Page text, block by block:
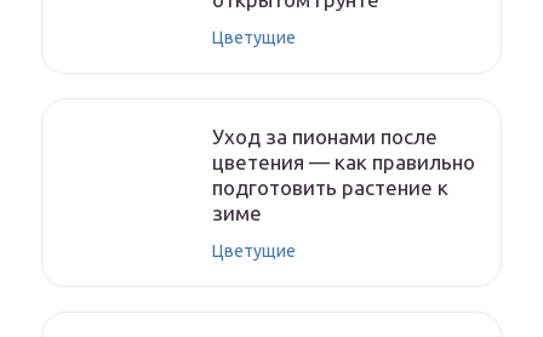
Цветущие
Уход за пионами после
цветения — как правильно
подготовить растение к
зиме
Цветущие